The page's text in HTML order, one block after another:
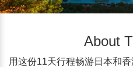
About
用这份11天行程畅游日本和